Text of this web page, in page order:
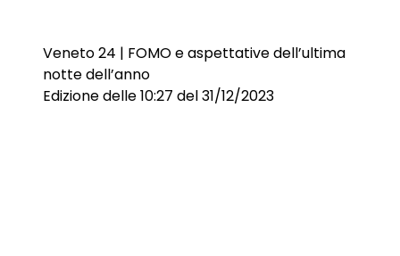
Veneto 24 | FOMO e aspettative dell’ultima
notte dell’anno
Edizione delle 10:27 del 31/12/2023